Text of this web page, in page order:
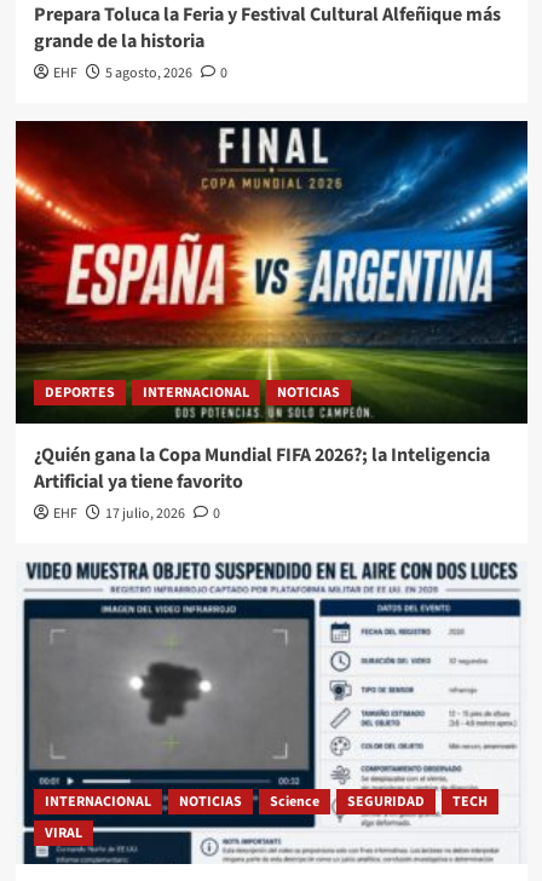
Prepara Toluca la Feria y Festival Cultural Alfeñique más
grande de la historia
EHF 5 agosto, 2026 0
DEPORTES INTERNACIONAL NOTICIAS
¿Quién gana la Copa Mundial FIFA 2026?; la Inteligencia
Artificial ya tiene favorito
EHF 17 julio, 2026 0
INTERNACIONAL NOTICIAS Science SEGURIDAD
TECH
VIRAL